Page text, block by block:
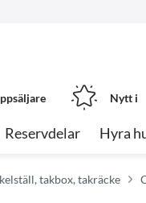
Nytt i
Reservdelar Hyra
takbox, takräcke